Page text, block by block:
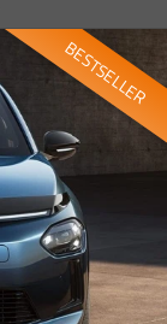
BESTSELLER